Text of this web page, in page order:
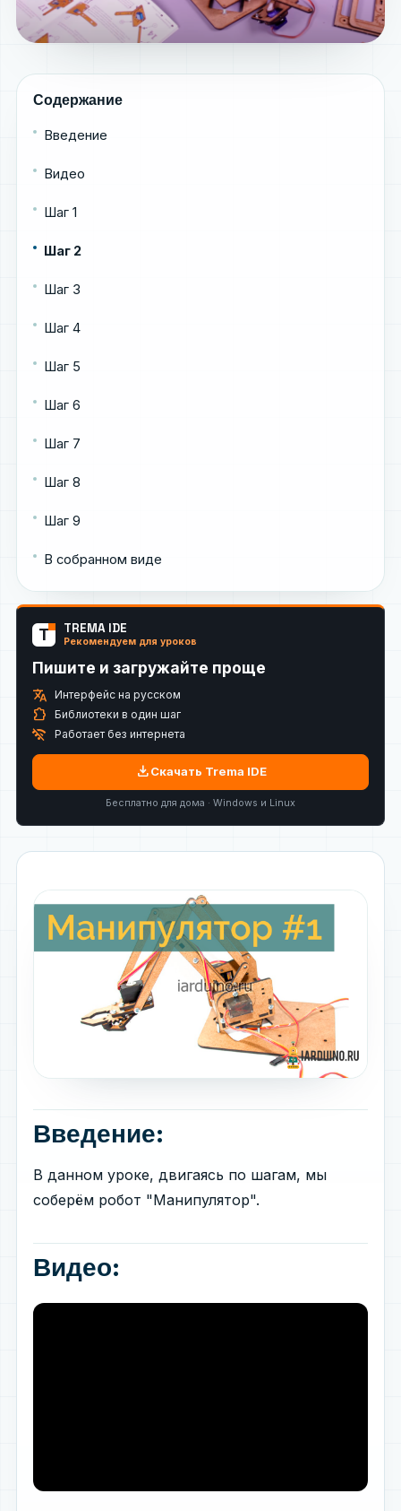
Содержание
Введение
Видео
Шаг 1
Шаг 2
Шаг 3
Шаг 4
Шаг 5
Шаг 6
Шаг 7
Шаг 8
Шаг 9
В собранном виде
T TREMA IDE
Рекомендуем для уроков
Пишите и загружайте проще
translate Интерфейс на русском
extension Библиотеки в один шаг
wifi_off Работает без интернета
downloadСкачать Trema IDE
Бесплатно для дома · Windows и Linux
Введение:
В данном уроке, двигаясь по шагам, мы
соберём робот "Манипулятор".
Видео: